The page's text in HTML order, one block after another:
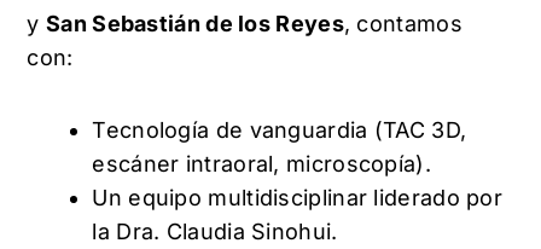
y San Sebastián de los Reyes, contamos
con:
Tecnología de vanguardia (TAC 3D,
escáner intraoral, microscopía).
Un equipo multidisciplinar liderado por
la Dra. Claudia Sinohui.